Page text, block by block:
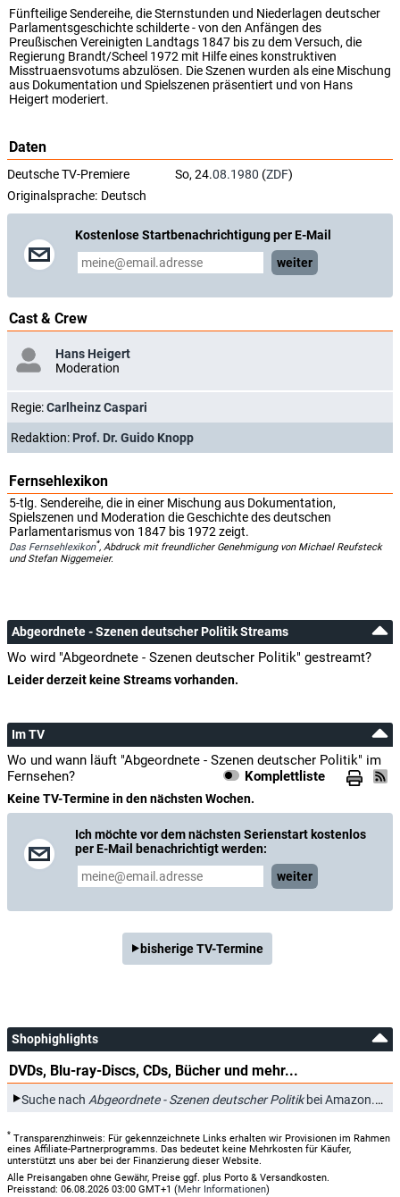
Fünfteilige Sendereihe, die Sternstunden und Niederlagen deutscher
Parlamentsgeschichte schilderte - von den Anfängen des
Preußischen Vereinigten Landtags 1847 bis zu dem Versuch, die
Regierung Brandt/Scheel 1972 mit Hilfe eines konstruktiven
Misstruaensvotums abzulösen. Die Szenen wurden als eine Mischung
aus Dokumentation und Spielszenen präsentiert und von Hans
Heigert moderiert.
Daten
Deutsche TV-Premiere So, 24.08.1980 (ZDF)
Originalsprache: Deutsch
Kostenlose Startbenachrichtigung per E-Mail
weiter
Cast & Crew
Hans Heigert
Moderation
Regie:Carlheinz Caspari
Redaktion: Prof. Dr. Guido Knopp
Fernsehlexikon
5-tlg. Sendereihe, die in einer Mischung aus Dokumentation,
Spielszenen und Moderation die Geschichte des deutschen
Parlamentarismus von 1847 bis 1972 zeigt.
Das Fernsehlexikon*, Abdruck mit freundlicher Genehmigung von Michael Reufsteck
und Stefan Niggemeier.
Abgeordnete - Szenen deutscher Politik Streams
Wo wird "Abgeordnete - Szenen deutscher Politik" gestreamt?
Leider derzeit keine Streams vorhanden.
Im TV
Wo und wann läuft "Abgeordnete - Szenen deutscher Politik" im
Fernsehen?
Komplettliste
Keine TV-Termine in den nächsten Wochen.
Ich möchte vor dem nächsten Serienstart kostenlos
per E-Mail benachrichtigt werden:
weiter
bisherige TV-Termine
Shophighlights
DVDs, Blu-ray-Discs, CDs, Bücher und mehr...
Suche nach Abgeordnete - Szenen deutscher Politikbei Amazon.de
* Transparenzhinweis: Für gekennzeichnete Links erhalten wir Provisionen im Rahmen
eines Affiliate-Partnerprogramms. Das bedeutet keine Mehrkosten für Käufer,
unterstützt uns aber bei der Finanzierung dieser Website.
Alle Preisangaben ohne Gewähr, Preise ggf. plus Porto & Versandkosten.
Preisstand: 06.08.2026 03:00 GMT+1 (Mehr Informationen)